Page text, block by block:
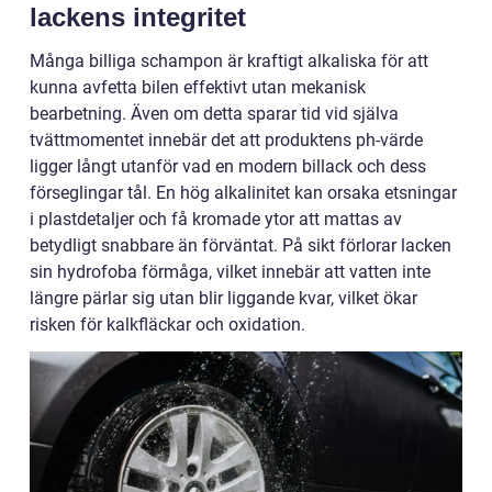
lackens integritet
Många billiga schampon är kraftigt alkaliska för att
kunna avfetta bilen effektivt utan mekanisk
bearbetning. Även om detta sparar tid vid själva
tvättmomentet innebär det att produktens ph-värde
ligger långt utanför vad en modern billack och dess
förseglingar tål. En hög alkalinitet kan orsaka etsningar
i plastdetaljer och få kromade ytor att mattas av
betydligt snabbare än förväntat. På sikt förlorar lacken
sin hydrofoba förmåga, vilket innebär att vatten inte
längre pärlar sig utan blir liggande kvar, vilket ökar
risken för kalkfläckar och oxidation.